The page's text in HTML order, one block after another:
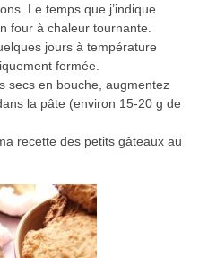
Le temps que j’indique
four à chaleur tournante.
jours à température
fermée.
secs en bouche, augmentez
la pâte (environ 15-20 g de
recette des petits gâteaux au